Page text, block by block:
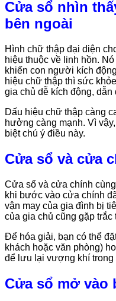
Cửa sổ nhìn
bên ngoài
Hình chữ thập đại diện
hiệu thuộc về linh hồn.
khiến con người kích
hiệu chữ thập thì sức
gia chủ dễ kích động,
Dấu hiệu chữ thập càng
hưởng càng mạnh. Vì
biệt chú ý điều này.
Cửa sổ và cửa
Cửa sổ và cửa chính
khi bước vào cửa chính
vận may của gia đình bị
của gia chủ cũng gặp trắc
Để hóa giải, bạn có thể
khách hoặc văn phòng)
để lưu lại vượng khí trong
Cửa sổ mở vào